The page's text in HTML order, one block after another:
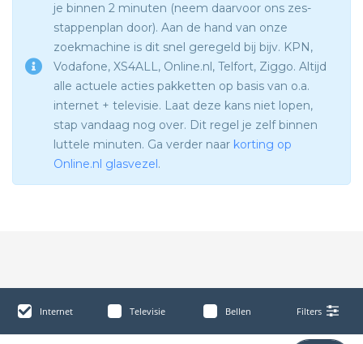
je binnen 2 minuten (neem daarvoor ons zes-
stappenplan door). Aan de hand van onze
zoekmachine is dit snel geregeld bij bijv. KPN,
Vodafone, XS4ALL, Online.nl, Telfort, Ziggo. Altijd
alle actuele acties pakketten op basis van o.a.
internet + televisie. Laat deze kans niet lopen,
stap vandaag nog over. Dit regel je zelf binnen
luttele minuten. Ga verder naar korting op
Online.nl glasvezel .
Internet Televisie Bellen Filters